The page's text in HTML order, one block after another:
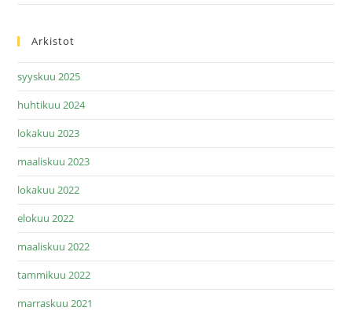
Arkistot
syyskuu 2025
huhtikuu 2024
lokakuu 2023
maaliskuu 2023
lokakuu 2022
elokuu 2022
maaliskuu 2022
tammikuu 2022
marraskuu 2021